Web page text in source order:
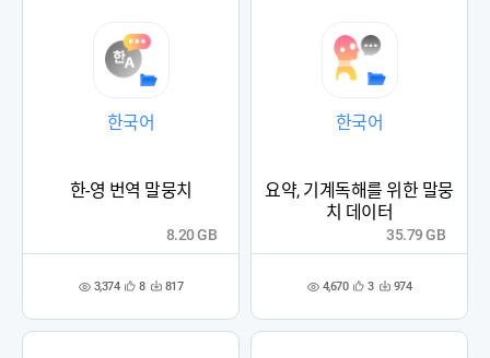
한국어
한-영 번역 말뭉치
조 3,374 관
록
8 다 817
8.20 GB
한국어
요약, 기계독해를 위한 말뭉
치 데이터
조 4,670 관
록
3 다 974
35.79 GB